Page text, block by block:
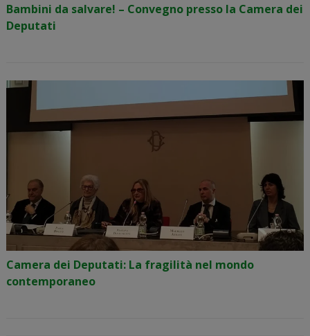
Bambini da salvare! – Convegno presso la Camera dei
Deputati
Camera dei Deputati: La fragilità nel mondo
contemporaneo